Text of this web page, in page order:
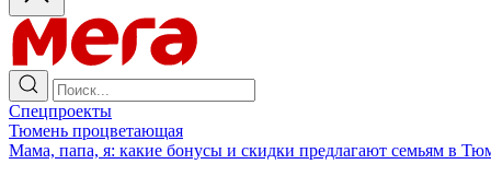
Спецпроекты
Тюмень процветающая
Мама, папа, я: какие бонусы и скидки предлагают семьям в